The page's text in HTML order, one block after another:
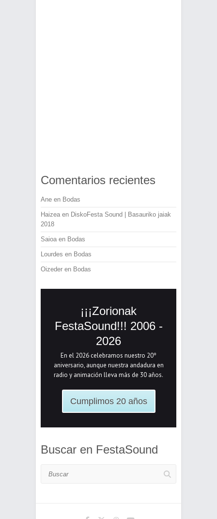
Comentarios recientes
Ane en Bodas
Haizea en DiskoFesta Sound | Basauriko jaiak
2018
Saioa en Bodas
Lourdes en Bodas
Oizeder en Bodas
¡¡¡Zorionak
FestaSound!!! 2006 -
2026
En el 2026 celebramos nuestro 20º
aniversario, aunque nuestra andadura en
radio y animación lleva más de 30 años.
Cumplimos 20 años
Buscar en FestaSound